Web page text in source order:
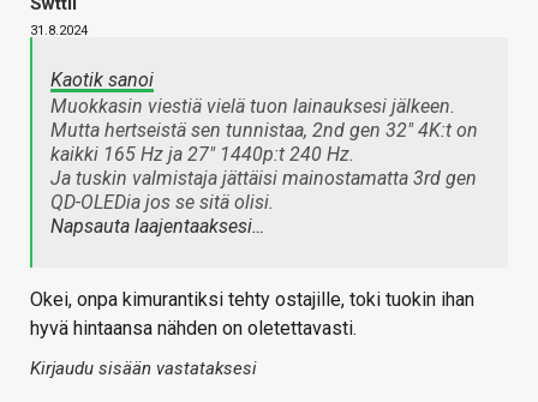
31.8.2024
Kaotik sanoi
Muokkasin viestiä vielä tuon lainauksesi jälkeen.
Mutta hertseistä sen tunnistaa, 2nd gen 32" 4K:t on
kaikki 165 Hz ja 27" 1440p:t 240 Hz.
Ja tuskin valmistaja jättäisi mainostamatta 3rd gen
QD-OLEDia jos se sitä olisi.
Napsauta laajentaaksesi…
Okei, onpa kimurantiksi tehty ostajille, toki tuokin ihan
hyvä hintaansa nähden on oletettavasti.
Kirjaudu sisään vastataksesi